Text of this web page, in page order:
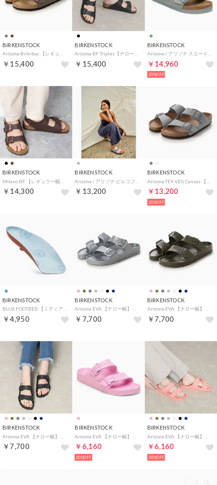
BIRKENSTOCK
￥15,400
BIRKENSTOCK
￥15,400
BIRKENSTOCK
￥14,960
20%OFF
BIRKENSTOCK
￥14,300
BIRKENSTOCK
￥13,200
BIRKENSTOCK
￥13,200
20%OFF
BIRKENSTOCK
￥4,950
BIRKENSTOCK
￥7,700
BIRKENSTOCK
￥7,700
BIRKENSTOCK
￥7,700
BIRKENSTOCK
￥6,160
20%OFF
BIRKENSTOCK
￥6,160
20%OFF